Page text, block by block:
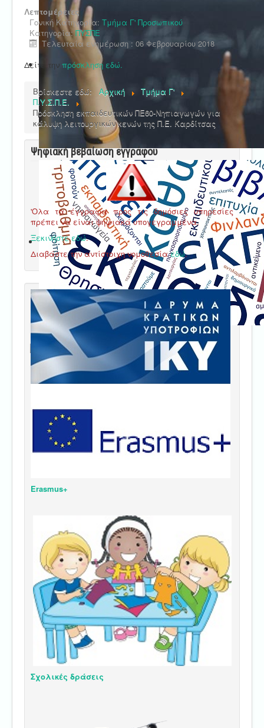
Λεπτομέρειες
Γονική Κατηγορία: Τμήμα Γ' Προσωπικού
Κατηγορία:ΠΥΣΠΕ
Τελευταία ενημέρωση : 06 Φεβρουαρίου 2018
Δείτε την πρόσκληση εδώ.
Βρίσκεστε εδώ: Αρχική
Τμήμα Γ'
Π.Υ.Σ.Π.Ε.
Πρόσκληση εκπαιδευτικών ΠΕ60-Νηπιαγωγών για
κάλυψη λειτουργικών κενών της Π.Ε. Καρδίτσας
Ψηφιακή βεβαίωση εγγράφου
'Ολα τα έγγραφα προς τις δημόσιες υπηρεσίες
πρέπει να είναι ψηφιακά υπογεγραμμένα.
Ξεκινήστε εδώ.
Διαβάστε την αντίστοιχη νομοθεσίαεδώ.
Erasmus+
Σχολικές δράσεις